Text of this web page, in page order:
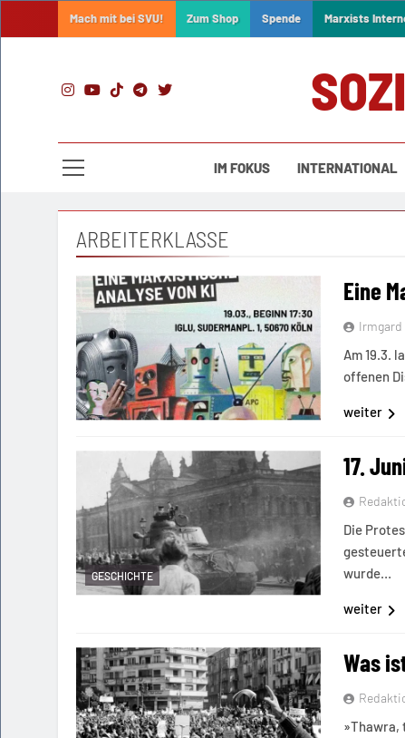
Mach mit bei SVU! Zum Shop Spende Marxists
IM FOKUS INTERNATIONAL
ARBEITERKLASSE
Eine
Irmgard
Am 19.3.
offenen
weiter
GESCHICHTE
17.
Die
wurde…
weiter
Was
»Thawra,